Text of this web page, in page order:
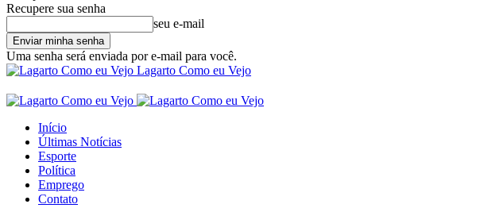
Recupere sua senha
seu e-mail
Uma senha será enviada por e-mail para você.
Lagarto Como eu Vejo
Início
Últimas Notícias
Esporte
Política
Emprego
Contato